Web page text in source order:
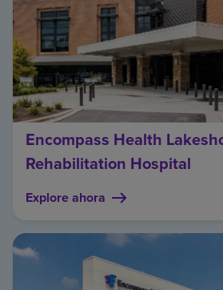
Encompass Health
Rehabilitation Hospital
Explore ahora